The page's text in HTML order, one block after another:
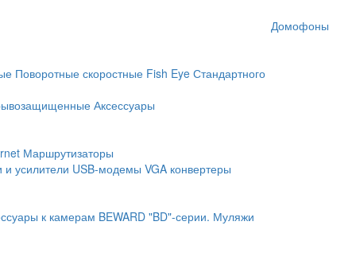
Домофоны
Поворотные скоростные Fish Eye Стандартного
Аксессуары
Маршрутизаторы
и усилители USB-модемы VGA конвертеры
к камерам BEWARD "BD"-серии. Муляжи